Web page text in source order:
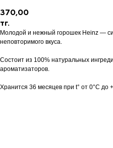
370,00
тг.
Молодой и нежный горошек Heinz —
неповторимого вкуса.
Состоит из 100% натуральных
ароматизаторов.
Хранится 36 месяцев при t° от 0°С до